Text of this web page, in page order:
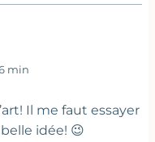
min
Il me faut essayer
idée! 😉